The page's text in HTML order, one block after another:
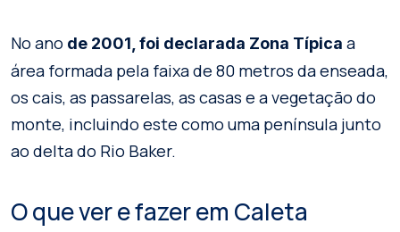
No ano de 2001, foi declarada Zona Típica a
área formada pela faixa de 80 metros da enseada,
os cais, as passarelas, as casas e a vegetação do
monte, incluindo este como uma península junto
ao delta do Rio Baker.
O que ver e fazer em Caleta